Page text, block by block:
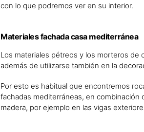
con lo que podremos ver en su interior.
Materiales fachada casa mediterránea
Los materiales pétreos y los morteros de
además de utilizarse también en la
Por esto es habitual que encontremos
fachadas mediterráneas, en
madera, por ejemplo en las vigas